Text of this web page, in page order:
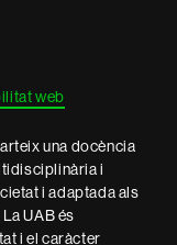
web
una docència
i
i adaptada als
UAB és
i el caràcter